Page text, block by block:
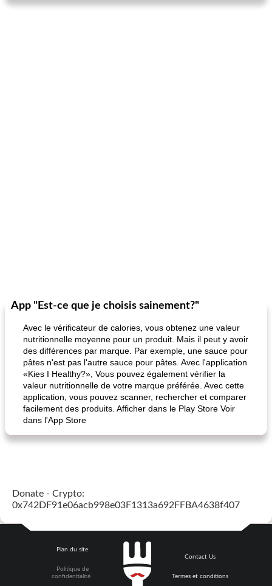
App "Est-ce que je choisis sainement?"
Avec le vérificateur de calories, vous obtenez une valeur
nutritionnelle moyenne pour un produit. Mais il peut y avoir
des différences par marque. Par exemple, une sauce pour
pâtes n'est pas l'autre sauce pour pâtes. Avec l'application
«Kies I Healthy?», Vous pouvez également vérifier la
valeur nutritionnelle de votre marque préférée. Avec cette
application, vous pouvez scanner, rechercher et comparer
facilement des produits. Afficher dans le Play Store Voir
dans l'App Store
Donate - Crypto:
0x742DF91e06acb998e03F1313a692FFBA4638f407
Plan du site
Politique de
confidentialité
Contact Us
Termes et conditions